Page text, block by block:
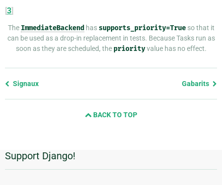
[3]
The ImmediateBackend has supports_priority=Trueso that it
can be used as a drop-in replacement in tests. Because Tasks run as
soon as they are scheduled, the priorityvalue has no effect.
Previous
Signaux Gabarits
BACK TO TOP
Informations
supplémentaires
Support Django!